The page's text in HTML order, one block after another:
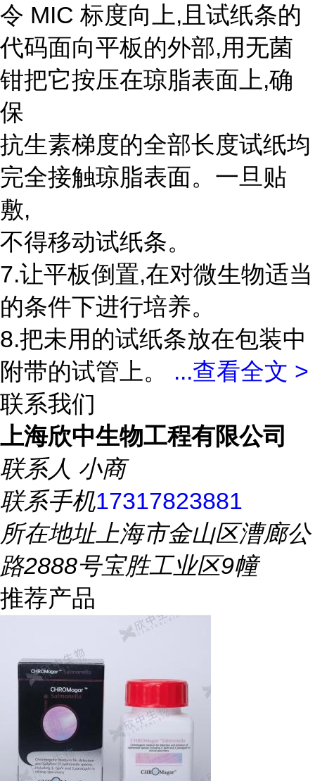
令 MIC 标度向上,且试纸条的
代码面向平板的外部,用无菌
钳把它按压在琼脂表面上,确
保
抗生素梯度的全部长度试纸均
完全接触琼脂表面。一旦贴
敷,
不得移动试纸条。
7.让平板倒置,在对微生物适当
的条件下进行培养。
8.把未用的试纸条放在包装中
附带的试管上。 ...查看全文 >
联系我们
上海欣中生物工程有限公司
联系人 小商
联系手机17317823881
所在地址上海市金山区漕廊公
路2888号宝胜工业区9幢
推荐产品